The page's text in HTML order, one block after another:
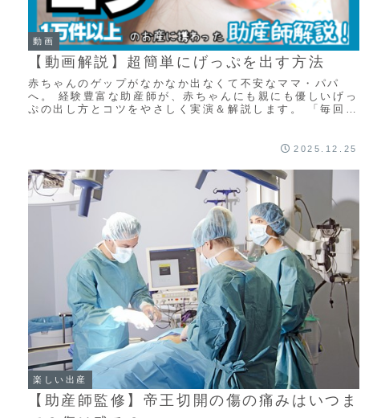
動画
【動画解説】超簡単にげっぷを出す方法
赤ちゃんのゲップがなかなか出なくて不安なママ・パパ
へ。 経験豊富な助産師が、赤ちゃんにも親にも優しいげっ
ぷの出し方とコツをやさしく実演＆解説します。 「毎回げ
2025.12.25
楽しい出産
【助産師監修】帝王切開の傷の痛みはいつま